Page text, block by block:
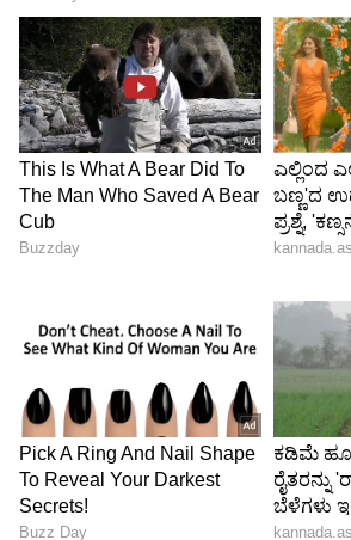
ಚೊಂಬನ್ನ ಅಕ್ಷಯ ಪಾತ್ರೆ ಎನ್ನುವ
ಹಿತ ಮರೆತರೇ?